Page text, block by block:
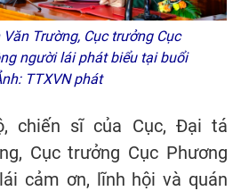
Trường, Cục trưởng Cục
người lái phát biểu tại buổi
TTXVN phát
chiến sĩ của Cục, Đại tá
Cục trưởng Cục Phương
cảm ơn, lĩnh hội và quán